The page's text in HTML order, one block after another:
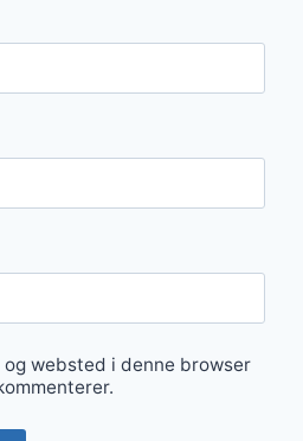
og websted i denne browser